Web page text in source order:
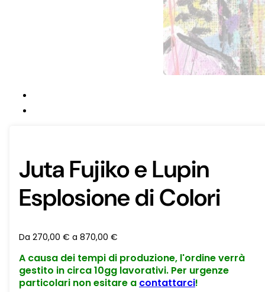
Juta Fujiko e Lupin
Esplosione di Colori
Da 270,00 € a 870,00 €
A causa dei tempi di produzione, l'ordine verrà
gestito in circa 10gg lavorativi. Per urgenze
particolari non esitare a contattarci!